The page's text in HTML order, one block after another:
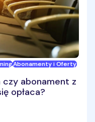
Abonamenty i Oferty
abonament z
opłaca?